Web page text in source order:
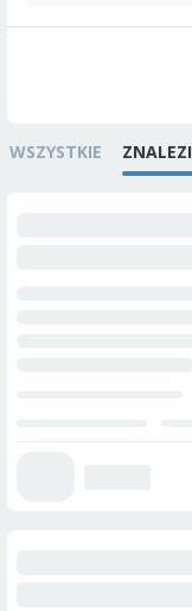
WSZYSTKIE